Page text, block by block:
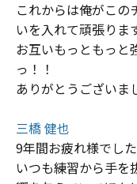
これからは俺がこの
いを入れて頑張りま
お互いもっともっと
っ！！
ありがとうございま
三橋 健也
9年間お疲れ様でした
いつも練習から手を